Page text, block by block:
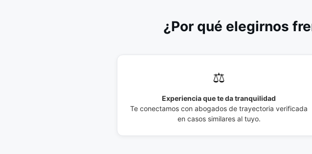
¿Por qué elegirnos
⚖️
Experiencia que te da tranquilidad
Te conectamos con abogados de trayectoria verificada
en casos similares al tuyo.